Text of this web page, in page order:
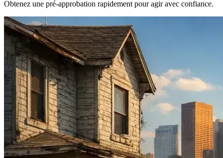
Obtenez une pré-approbation rapidement pour agir avec confiance.